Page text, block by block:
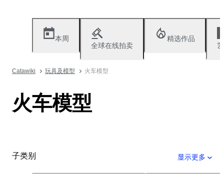
本周
全球在线拍卖
精选作品
Catawiki 玩具及模型 火车模型
火车模型
子类别 显示更多